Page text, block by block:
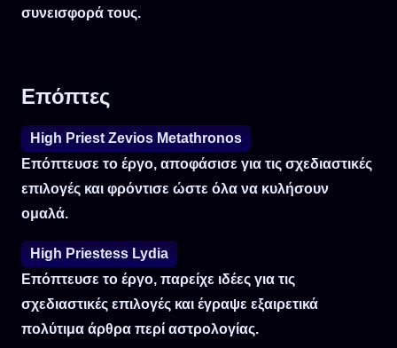
συνεισφορά τους.
Επόπτες
High Priest Zevios Metathronos
Επόπτευσε το έργο, αποφάσισε για τις σχεδιαστικές
επιλογές και φρόντισε ώστε όλα να κυλήσουν
ομαλά.
High Priestess Lydia
Επόπτευσε το έργο, παρείχε ιδέες για τις
σχεδιαστικές επιλογές και έγραψε εξαιρετικά
πολύτιμα άρθρα περί αστρολογίας.